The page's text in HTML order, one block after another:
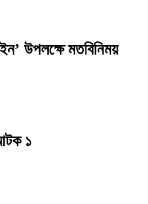
উপলক্ষে মতবিনিময়
১